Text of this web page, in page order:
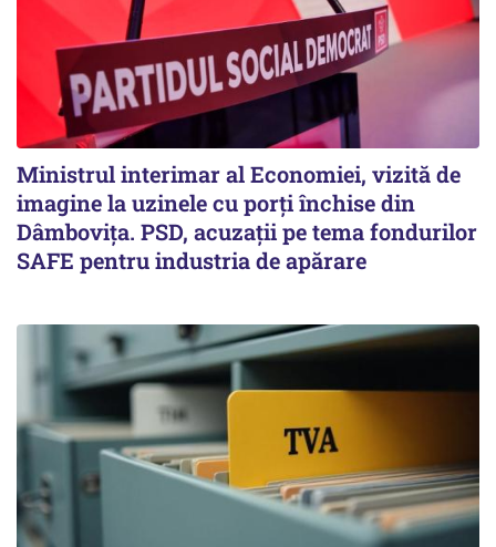
Ministrul interimar al Economiei, vizită de
imagine la uzinele cu porți închise din
Dâmbovița. PSD, acuzații pe tema fondurilor
SAFE pentru industria de apărare